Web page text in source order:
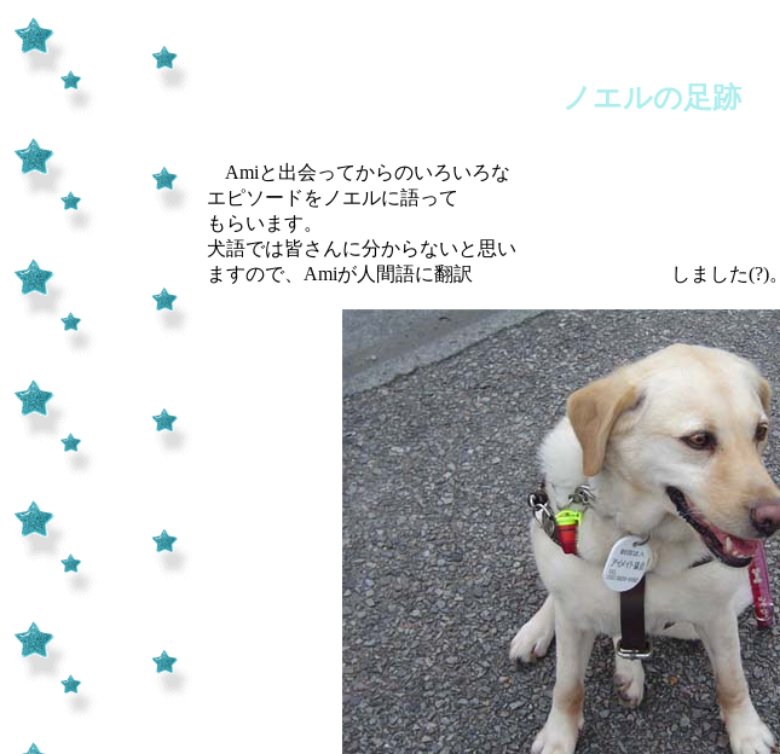
ノエルの足跡
Amiと出会ってからのいろいろな
エピソードをノエルに語って
もらいます。
犬語では皆さんに分からないと思い
ますので、Amiが人間語に翻訳 しました(?)。